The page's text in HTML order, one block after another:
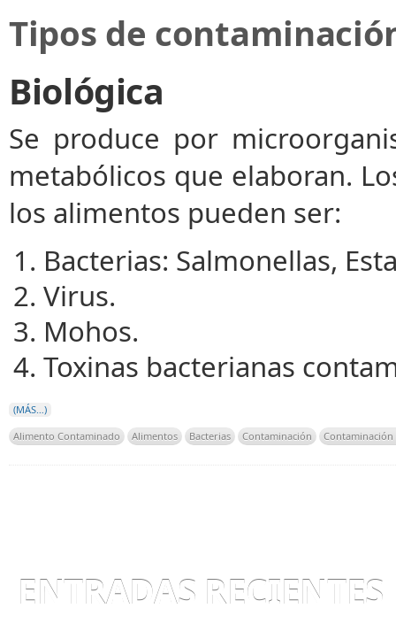
Tipos de
Biológica
Se produce por
metabólicos que elaboran.
los alimentos pueden ser:
Bacterias: Salmonellas,
Virus.
Mohos.
Toxinas bacterianas
(MÁS…)
Alimento Contaminado
Alimentos Bacterias Contaminación
ENTRADAS RECIENTES